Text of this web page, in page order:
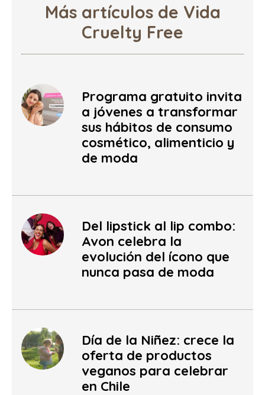
Más artículos de Vida
Cruelty Free
Programa gratuito invita
a jóvenes a transformar
sus hábitos de consumo
cosmético, alimenticio y
de moda
Del lipstick al lip combo:
Avon celebra la
evolución del ícono que
nunca pasa de moda
Día de la Niñez: crece la
oferta de productos
veganos para celebrar
en Chile